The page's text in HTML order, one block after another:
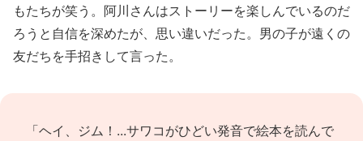
もたちが笑う。阿川さんはストーリーを楽しんでいるのだ
ろうと自信を深めたが、思い違いだった。男の子が遠くの
友だちを手招きして言った。
「ヘイ、ジム！...サワコがひどい発音で絵本を読んで